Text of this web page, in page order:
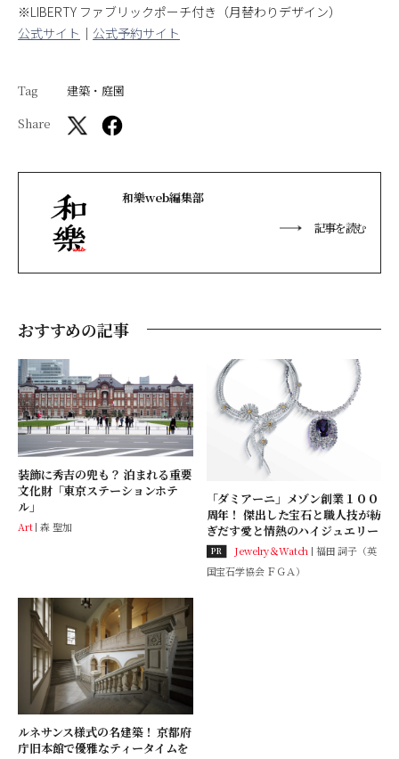
※LIBERTY ファブリックポーチ付き（月替わりデザイン）
公式サイト │ 公式予約サイト
Tag
建築・庭園
Share
和樂web編集部
記事を読む
おすすめの記事
装飾に秀吉の兜も？ 泊まれる重要
文化財「東京ステーションホテ
ル」
Art 森 聖加
「ダミアーニ」メゾン創業１００
周年！ 傑出した宝石と職人技が紡
ぎだす愛と情熱のハイジュエリー
PR Jewelry＆Watch
福田 詞子（英
国宝石学協会 ＦＧＡ）
ルネサンス様式の名建築！ 京都府
庁旧本館で優雅なティータイムを